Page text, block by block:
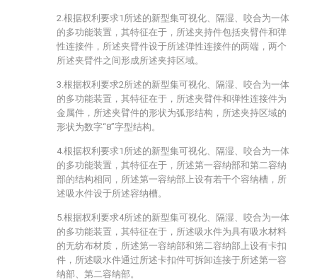
2.根据权利要求1所述的新型集可视化、隔湿、咬合为一体
的多功能装置，其特征在于，所述夹持件包括夹臂件和弹
性连接件，所述夹臂件设于所述弹性连接件的两端，两个
所述夹臂件之间形成所述夹持区域。
3.根据权利要求2所述的新型集可视化、隔湿、咬合为一体
的多功能装置，其特征在于，所述夹臂件和弹性连接件为
金属件，所述夹臂件的形状为弧形结构，所述夹持区域的
形状为数字“8”字型结构。
4.根据权利要求1所述的新型集可视化、隔湿、咬合为一体
的多功能装置，其特征在于，所述第一容纳部和第二容纳
部的结构相同，所述第一容纳部上设有若干个容纳槽，所
述吸水件设于所述容纳槽。
5.根据权利要求4所述的新型集可视化、隔湿、咬合为一体
的多功能装置，其特征在于，所述吸水件为具有吸水材料
的无纺布材质，所述第一容纳部和第二容纳部上设有卡扣
件，所述吸水件通过所述卡扣件可拆卸连接于所述第一容
纳部、第二容纳部。